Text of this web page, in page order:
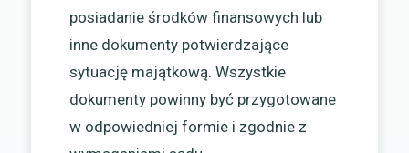
posiadanie środków finansowych lub
inne dokumenty potwierdzające
sytuację majątkową. Wszystkie
dokumenty powinny być przygotowane
w odpowiedniej formie i zgodnie z